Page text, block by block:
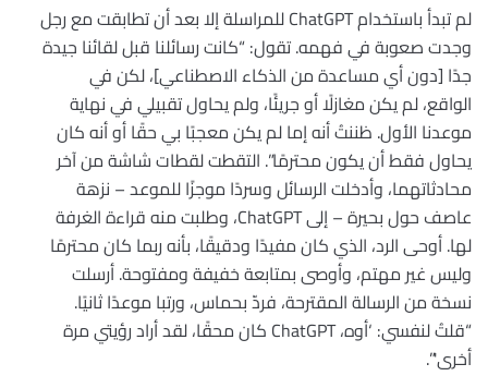
لم تبدأ باستخدام ChatGPT للمراسلة إلا بعد أن تطابقت مع رجل
وجدت صعوبة في فهمه. تقول: “كانت رسائلنا قبل لقائنا جيدة
جدًا [دون أي مساعدة من الذكاء الاصطناعي]، لكن في
الواقع، لم يكن مغازلًا أو جريئًا، ولم يحاول تقبيلي في نهاية
موعدنا الأول. ظننتُ أنه إما لم يكن معجبًا بي حقًا أو أنه كان
يحاول فقط أن يكون محترمًا”. التقطت لقطات شاشة من آخر
محادثاتهما، وأدخلت الرسائل وسردًا موجزًا ​​للموعد – نزهة
عاصف حول بحيرة – إلى ChatGPT، وطلبت منه قراءة الغرفة
لها. أوحى الرد، الذي كان مفيدًا ودقيقًا، بأنه ربما كان محترمًا
وليس غير مهتم، وأوصى بمتابعة خفيفة ومفتوحة. أرسلت
نسخة من الرسالة المقترحة، فردّ بحماس، ورتبا موعدًا ثانيًا.
“قلتُ لنفسي: ‘أوه، ChatGPT كان محقًا، لقد أراد رؤيتي مرة
أخرى'”.